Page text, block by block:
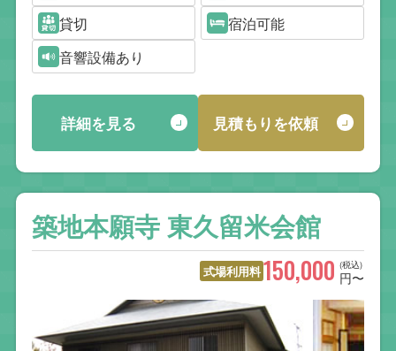
貸切
宿泊可能
音響設備あり
詳細を見る 見積もりを依頼
築地本願寺 東久留米会館
式場利用料 (税込)
150,000 円〜